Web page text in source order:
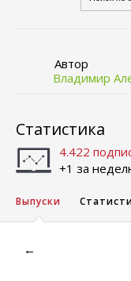
Автор
Владимир
Статистика
4.422
+1 за
Выпуски
←